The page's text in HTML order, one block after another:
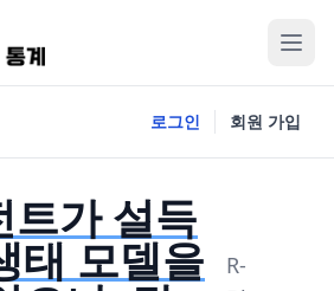
로그인 회원 가입
가 설득
태 모델을
R-